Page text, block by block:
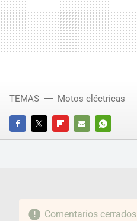
FACEBOOKTWITTERFLIPBOARD
E-
WHATSAPP
TEMAS Motos eléctricas
Comentarios cerrados